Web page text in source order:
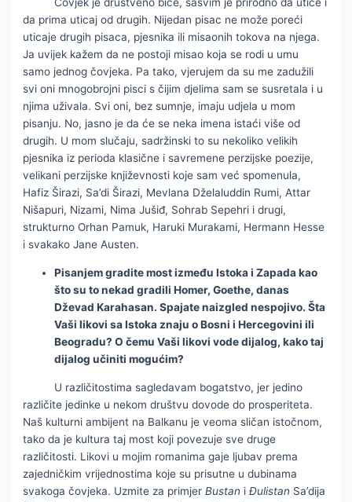
Čovjek je društveno biće, sasvim je prirodno da utiče i
da prima uticaj od drugih. Nijedan pisac ne može poreći
uticaje drugih pisaca, pjesnika ili misaonih tokova na njega.
Ja uvijek kažem da ne postoji misao koja se rodi u umu
samo jednog čovjeka. Pa tako, vjerujem da su me zadužili
svi oni mnogobrojni pisci s čijim djelima sam se susretala i u
njima uživala. Svi oni, bez sumnje, imaju udjela u mom
pisanju. No, jasno je da će se neka imena istaći više od
drugih. U mom slučaju, sadržinski to su nekoliko velikih
pjesnika iz perioda klasične i savremene perzijske poezije,
velikani perzijske književnosti koje sam već spomenula,
Hafiz Širazi, Sa’di Širazi, Mevlana Dželaluddin Rumi, Attar
Nišapuri, Nizami, Nima Jušiđ, Sohrab Sepehri i drugi,
strukturno Orhan Pamuk, Haruki Murakami, Hermann Hesse
i svakako Jane Austen.
Pisanjem gradite most između Istoka i Zapada kao
što su to nekad gradili Homer, Goethe, danas
Dževad Karahasan. Spajate naizgled nespojivo. Šta
Vaši likovi sa Istoka znaju o Bosni i Hercegovini ili
Beogradu? O čemu Vaši likovi vode dijalog, kako taj
dijalog učiniti mogućim?
U različitostima sagledavam bogatstvo, jer jedino
različite jedinke u nekom društvu dovode do prosperiteta.
Naš kulturni ambijent na Balkanu je veoma sličan istočnom,
tako da je kultura taj most koji povezuje sve druge
različitosti. Likovi u mojim romanima gaje ljubav prema
zajedničkim vrijednostima koje su prisutne u dubinama
svakoga čovjeka. Uzmite za primjerBustan iĐulistan Sa’dija